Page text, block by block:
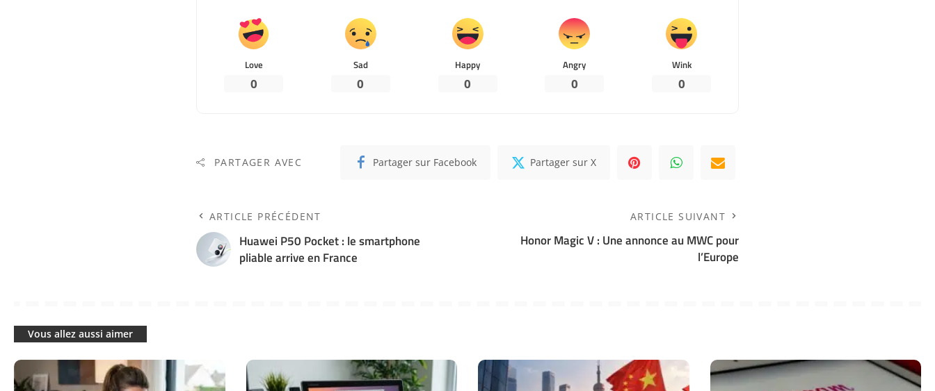
Love
0
Sad
0
Happy
0
Angry
0
Wink
0
PARTAGER AVEC Partager sur Facebook Partager sur X
ARTICLE PRÉCÉDENT
Huawei P50 Pocket : le smartphone
pliable arrive en France
ARTICLE SUIVANT
Honor Magic V : Une annonce au MWC pour
l’Europe
Vous allez aussi aimer